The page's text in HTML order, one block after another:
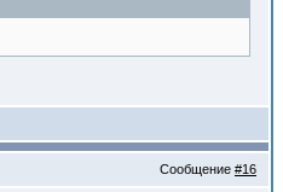
Сообщение #16